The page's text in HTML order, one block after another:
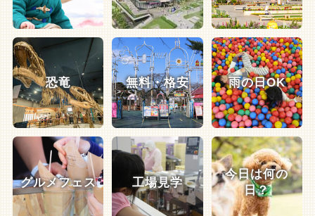
恐竜 無料・格安 雨の日OK
グルメフェス 工場見学
今日は何の
日？